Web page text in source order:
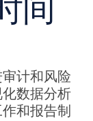
间
计和风险
数据分析
和报告制